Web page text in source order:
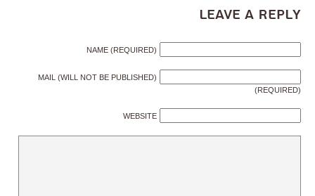
Leave a Reply
NAME (REQUIRED)
MAIL (WILL NOT BE PUBLISHED)
(REQUIRED)
WEBSITE